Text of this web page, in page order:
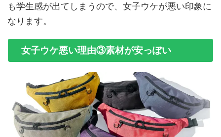
も学生感が出てしまうので、女子ウケが悪い印象に
なります。
女子ウケ悪い理由③素材が安っぽい